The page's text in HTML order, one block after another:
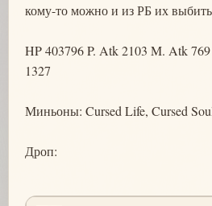
кому-то можно и из РБ их
HP 403796 P. Atk 2103 M. Atk
1327
Миньоны: Cursed Life, Cursed
Дроп: